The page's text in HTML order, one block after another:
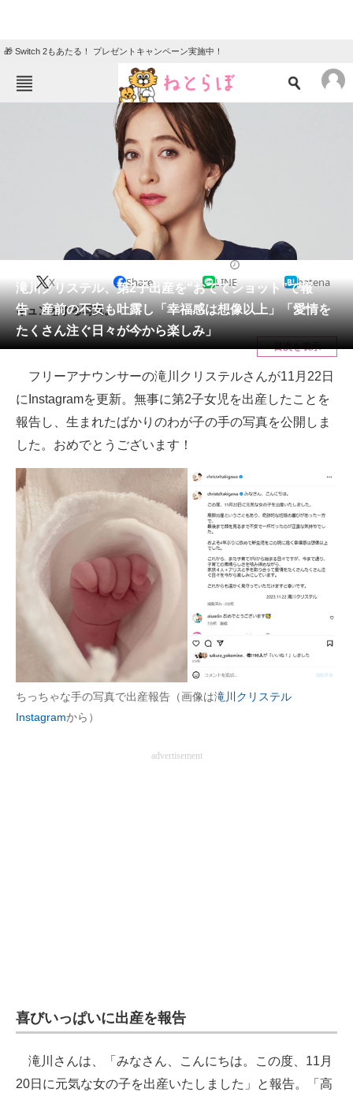
🎁 Switch 2もあたる！ プレゼントキャンペーン実施中！
ニュース
クイズ
教育・育児
リサーチ
会員記事
メディア
注目記事を集めた総合ページ
ITの今と未来を見通す
スマホと通信の最新トレンド
進化するPCとデバイスの未来
好きが集まる 比べて選べる
ビジネスと働き方のヒント
AI活用のいまが分かる
企業ITのトレンドを詳説
経営リーダーのコミュニティ
マーケ×ITの今がよく分かる
ITエンジニア向け専門サイト
企業向けIT製品の総合サイト
IT製品の技術・比較・事例
滝川クリステル、第2子出産を“おててショット”で報
告 産前の不安も吐露し「幸福感は想像以上」「愛情を
たくさん注ぐ日々が今から楽しみ」
X Share LINE hatena
キュンとする写真。
目次を表示
フリーアナウンサーの滝川クリステルさんが11月22日
にInstagramを更新。無事に第2子女児を出産したことを
報告し、生まれたばかりのわが子の手の写真を公開しま
した。おめでとうございます！
ちっちゃな手の写真で出産報告（画像は滝川クリステル
Instagramから）
advertisement
喜びいっぱいに出産を報告
滝川さんは、「みなさん、こんにちは。この度、11月
20日に元気な女の子を出産いたしました」と報告。「高